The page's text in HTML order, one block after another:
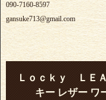
090-7160-8597
gansuke713@gmail.com
Ｌｏｃｋｙ ＬＥ
キー レザー ワ